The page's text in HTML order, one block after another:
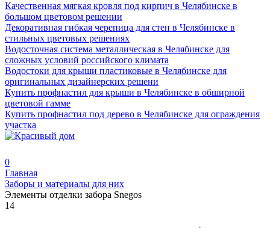
Качественная мягкая кровля под кирпич в Челябинске в
большом цветовом решении
Декоративная гибкая черепица для стен в Челябинске в
стильных цветовых решениях
Водосточная система металлическая в Челябинске для
сложных условий российского климата
Водостоки для крыши пластиковые в Челябинске для
оригинальных дизайнерских решени
Купить профнастил для крыши в Челябинске в обширной
цветовой гамме
Купить профнастил под дерево в Челябинске для ограждения
участка
0
Главная
Заборы и материалы для них
Элементы отделки забора Snegos
14